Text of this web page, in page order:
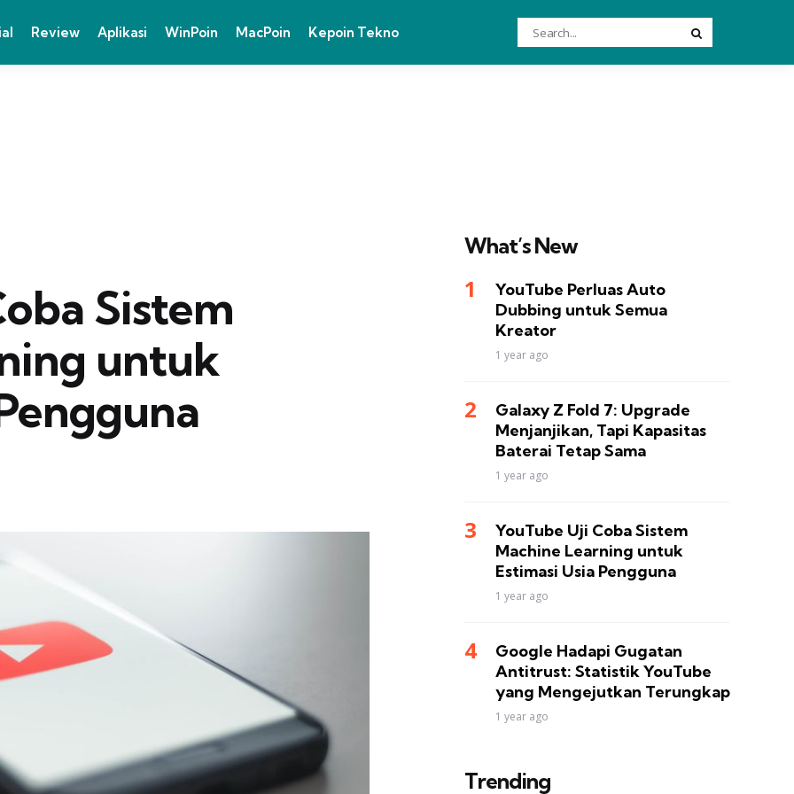
Review Aplikasi WinPoin MacPoin Kepoin Tekno
Search
for:
Sistem
untuk
What’s New
YouTube Perluas Auto
Dubbing untuk Semua
Kreator
1 year ago
Galaxy Z Fold 7: Upgrade
Menjanjikan, Tapi Kapasitas
Baterai Tetap Sama
1 year ago
YouTube Uji Coba Sistem
Machine Learning untuk
Estimasi Usia Pengguna
1 year ago
Google Hadapi Gugatan
Antitrust: Statistik YouTube
yang Mengejutkan Terungkap
1 year ago
Trending